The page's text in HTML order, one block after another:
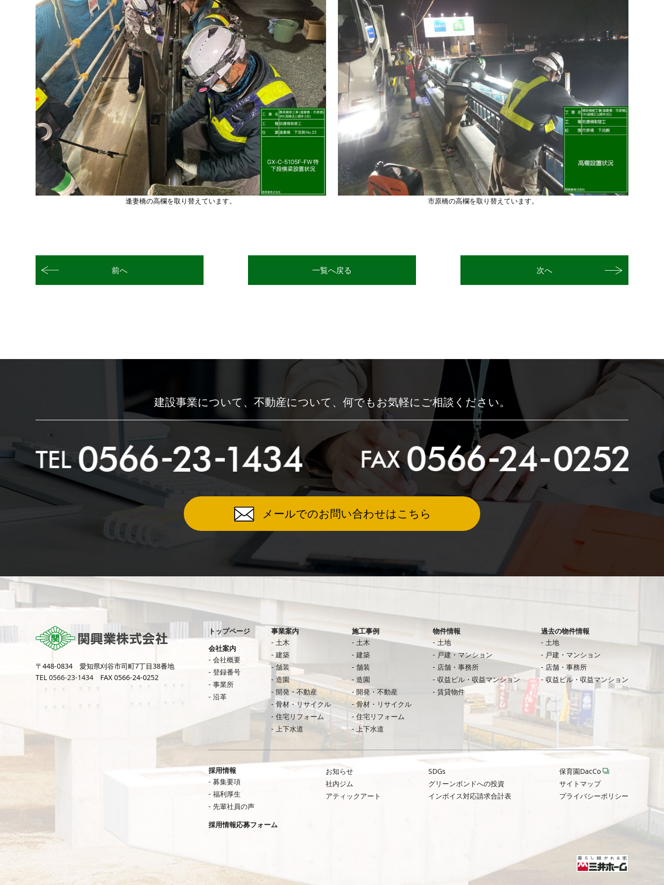
逢妻橋の高欄を取り替えています。 市原橋の高欄を取り替えています。
前へ 一覧へ戻る 次へ
建設事業について、 不動産について、 何でもお気軽にご相談ください。
メールでのお問い合わせはこちら
〒448-0834 愛知県刈谷市司町7丁目38番地
TEL 0566-23-1434 FAX 0566-24-0252
トップページ
会社案内
会社概要
登録番号
事業所
沿革
事業案内
土木
建築
舗装
造園
開発・不動産
骨材・リサイクル
住宅リフォーム
上下水道
施工事例
土木
建築
舗装
造園
開発・不動産
骨材・リサイクル
住宅リフォーム
上下水道
物件情報
土地
戸建・マンション
店舗・事務所
収益ビル・収益マンション
賃貸物件
過去の物件情報
土地
戸建・マンション
店舗・事務所
収益ビル・収益マンション
採用情報
募集要項
福利厚生
先輩社員の声
採用情報応募フォーム
お知らせ
社内ジム
アティックアート
SDGs
グリーンボンドへの投資
インボイス対応請求合計表
保育園DacCo
サイトマップ
プライバシーポリシー